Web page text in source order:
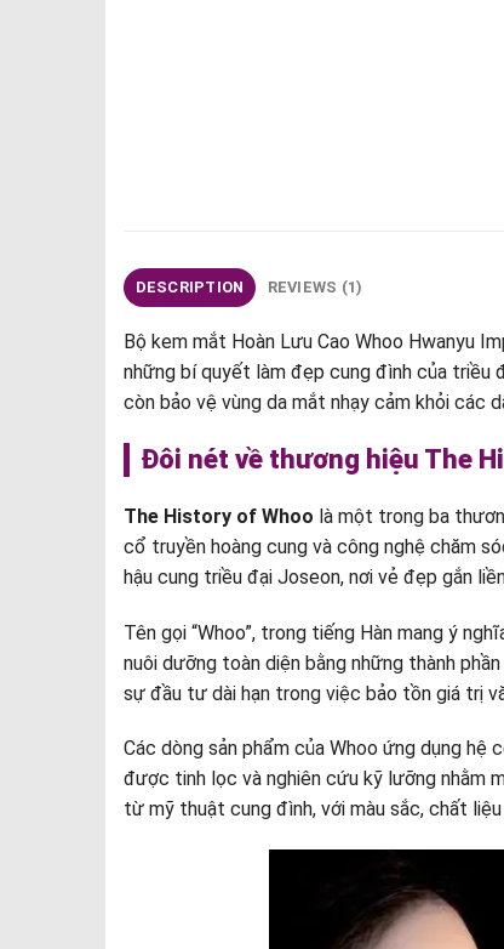
DESCRIPTION REVIEWS (1)
Bộ kem mắt Hoàn Lưu Cao Whoo Hwanyu
những bí quyết làm đẹp cung đình của triều
còn bảo vệ vùng da mắt nhạy cảm khỏi các
Đôi nét về thương hiệu The
The History of Whoo là một trong ba
cổ truyền hoàng cung và công nghệ chăm
hậu cung triều đại Joseon, nơi vẻ đẹp gắn
Tên gọi “Whoo”, trong tiếng Hàn mang ý
nuôi dưỡng toàn diện bằng những thành
sự đầu tư dài hạn trong việc bảo tồn giá trị
Các dòng sản phẩm của Whoo ứng dụng
được tinh lọc và nghiên cứu kỹ lưỡng nhằm
từ mỹ thuật cung đình, với màu sắc, chất